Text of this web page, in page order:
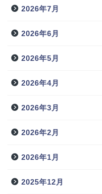
2026年7月
2026年6月
2026年5月
2026年4月
2026年3月
2026年2月
2026年1月
2025年12月